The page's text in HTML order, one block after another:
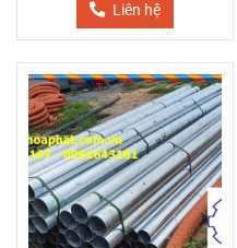
Liên hệ